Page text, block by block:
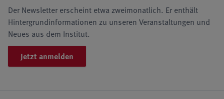
Der Newsletter erscheint etwa zweimonatlich. Er enthält
Hintergrundinformationen zu unseren Veranstaltungen und
Neues aus dem Institut.
Jetzt anmelden